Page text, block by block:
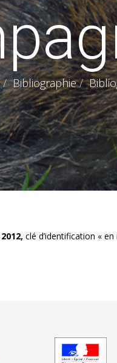
Bibliographie
clé d’identification «